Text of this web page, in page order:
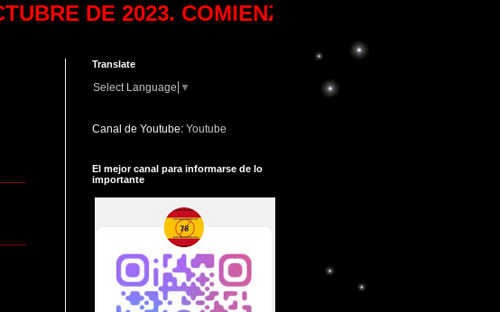
DE 2023. COMIENZA LA (GRAN) TRIBULACIÓN
Translate
Select Language ▼
Canal de Youtube: Youtube
El mejor canal para informarse de lo
importante